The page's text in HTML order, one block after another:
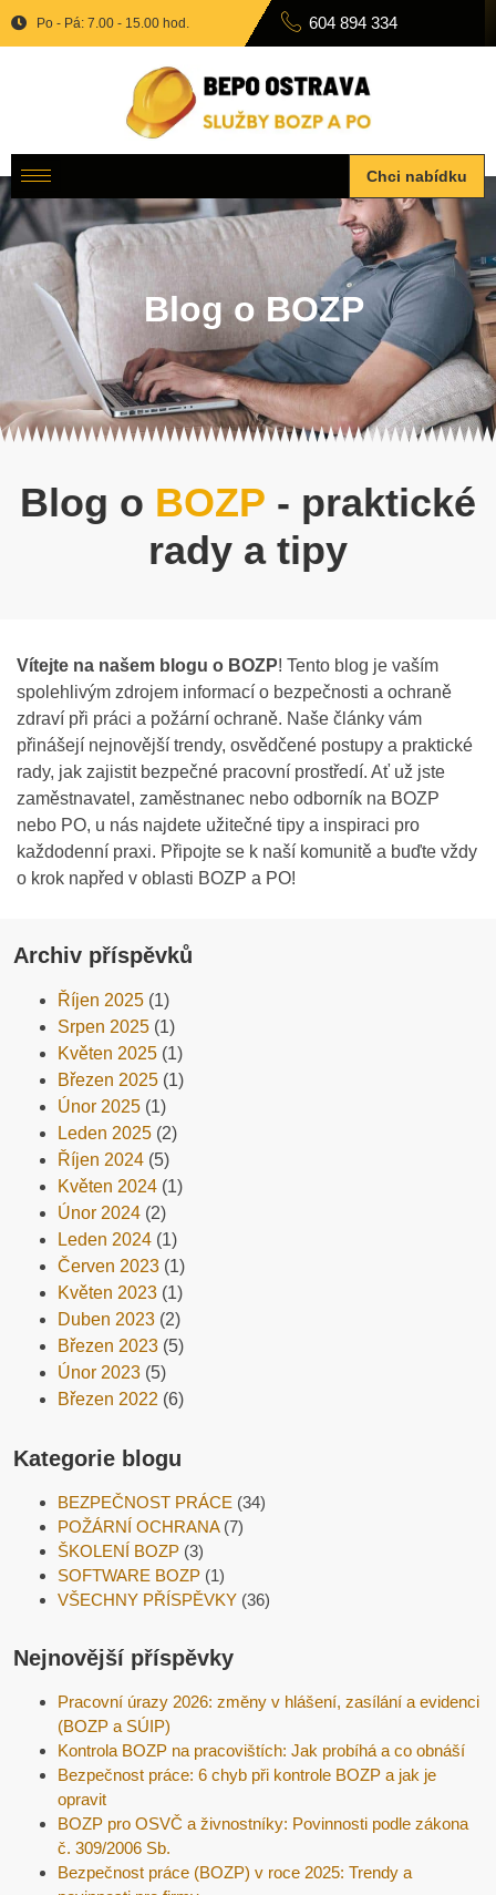
Po - Pá: 7.00 - 15.00 hod. 604 894 334
Chci nabídku
Blog o BOZP
Blog o BOZP - praktické
rady a tipy
Vítejte na našem blogu o BOZP! Tento blog je vaším
spolehlivým zdrojem informací o bezpečnosti a ochraně
zdraví při práci a požární ochraně. Naše články vám
přinášejí nejnovější trendy, osvědčené postupy a praktické
rady, jak zajistit bezpečné pracovní prostředí. Ať už jste
zaměstnavatel, zaměstnanec nebo odborník na BOZP
nebo PO, u nás najdete užitečné tipy a inspiraci pro
každodenní praxi. Připojte se k naší komunitě a buďte vždy
o krok napřed v oblasti BOZP a PO!
Archiv příspěvků
Říjen 2025 (1)
Srpen 2025 (1)
Květen 2025 (1)
Březen 2025 (1)
Únor 2025 (1)
Leden 2025 (2)
Říjen 2024 (5)
Květen 2024 (1)
Únor 2024 (2)
Leden 2024 (1)
Červen 2023 (1)
Květen 2023 (1)
Duben 2023 (2)
Březen 2023 (5)
Únor 2023 (5)
Březen 2022 (6)
Kategorie blogu
BEZPEČNOST PRÁCE (34)
POŽÁRNÍ OCHRANA(7)
ŠKOLENÍ BOZP (3)
SOFTWARE BOZP (1)
VŠECHNY PŘÍSPĚVKY (36)
Nejnovější příspěvky
Pracovní úrazy 2026: změny v hlášení, zasílání a evidenci
(BOZP a SÚIP)
Kontrola BOZP na pracovištích: Jak probíhá a co obnáší
Bezpečnost práce: 6 chyb při kontrole BOZP a jak je
opravit
BOZP pro OSVČ a živnostníky: Povinnosti podle zákona
č. 309/2006 Sb.
Bezpečnost práce (BOZP) v roce 2025: Trendy a